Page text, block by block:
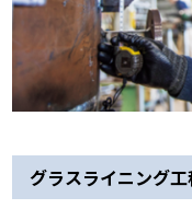
グラスライニング